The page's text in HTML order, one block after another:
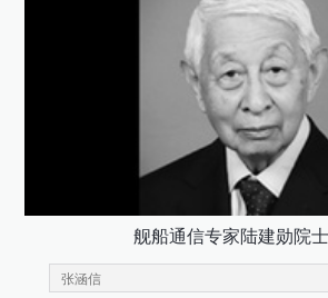
舰船通信专家陆建勋院